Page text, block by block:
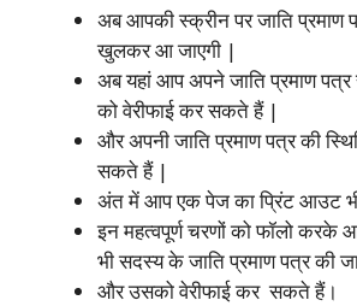
अब आपकी स्क्रीन पर जाति प्रमाण
खुलकर आ जाएगी |
अब यहां आप अपने जाति प्रमाण
को वेरीफाई कर सकते हैं |
और अपनी जाति प्रमाण पत्र की
सकते हैं |
अंत में आप एक पेज का प्रिंट आउट
इन महत्वपूर्ण चरणों को फॉलो
भी सदस्य के जाति प्रमाण पत्र की
और उसको वेरीफाई कर सकते हैं।